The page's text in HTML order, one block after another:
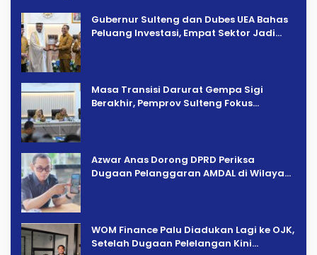
Gubernur Sulteng dan Dubes UEA Bahas
Peluang Investasi, Empat Sektor Jadi
Masa Transisi Darurat Gempa Sigi
Berakhir, Pemprov Sulteng Fokus
Azwar Anas Dorong DPRD Periksa
Dugaan Pelanggaran AMDAL di Wilayah
‎WOM Finance Palu Diadukan Lagi ke OJK,
Setelah Dugaan Pelelangan Kini